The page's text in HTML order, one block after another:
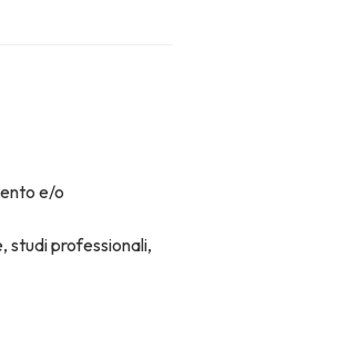
e/o
studi professionali,